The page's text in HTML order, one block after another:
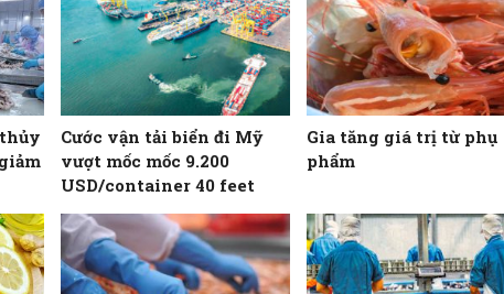
Cước vận tải biển đi Mỹ
vượt mốc mốc 9.200
USD/container 40 feet
Gia tăng giá trị từ phụ
phẩm